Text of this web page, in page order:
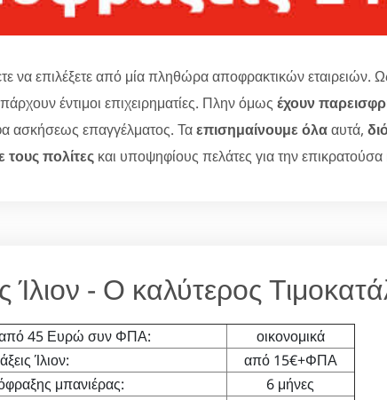
να επιλέξετε από μία πληθώρα αποφρακτικών εταιρειών.
έντιμοι επιχειρηματίες. Πλην όμως έχουν
ασκήσεως επαγγέλματος. Ταεπισημαίνουμε όλααυτά,
πολίτεςκαι υποψηφίους πελάτες για την
Ίλιον - Ο καλύτερος
45 Ευρώ συν ΦΠΑ:
οικονομικά
Ίλιον:
από 15€+ΦΠΑ
μπανιέρας:
6 μήνες